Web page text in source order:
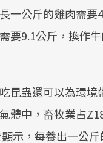
一公斤的雞肉需要
要9.1公斤，換作
昆蟲還可以為環境
體中，畜牧業占
示，每養出一公